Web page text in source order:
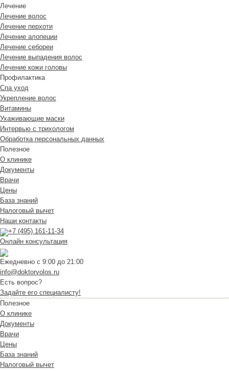
Лечение
Лечение волос
Лечение перхоти
Лечение алопеции
Лечение себореи
Лечение выпадения волос
Лечение кожи головы
Профилактика
Спа уход
Укрепление волос
Витамины
Ухаживающие маски
Интервью с трихологом
Обработка персональных данных
Полезное
О клинике
Документы
Врачи
Цены
База знаний
Налоговый вычет
Наши контакты
+7 (495) 161-11-34
Онлайн консультация
Ежедневно с 9:00 до 21:00
info@doktorvolos.ru
Есть вопрос?
Задайте его специалисту!
Полезное
О клинике
Документы
Врачи
Цены
База знаний
Налоговый вычет